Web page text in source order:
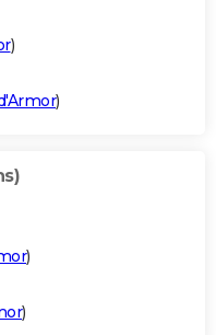
)
)
)
)